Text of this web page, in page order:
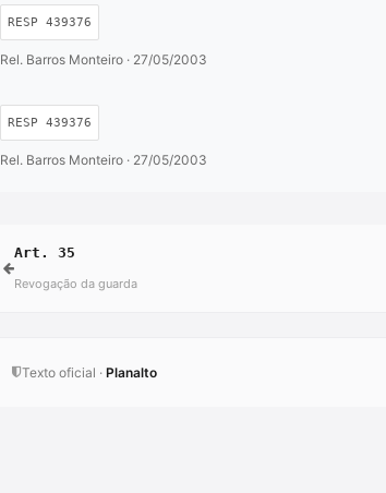
RESP 439376
Rel. Barros Monteiro · 27/05/2003
RESP 439376
Rel. Barros Monteiro · 27/05/2003
Art. 35
Revogação da guarda
Texto oficial · Planalto